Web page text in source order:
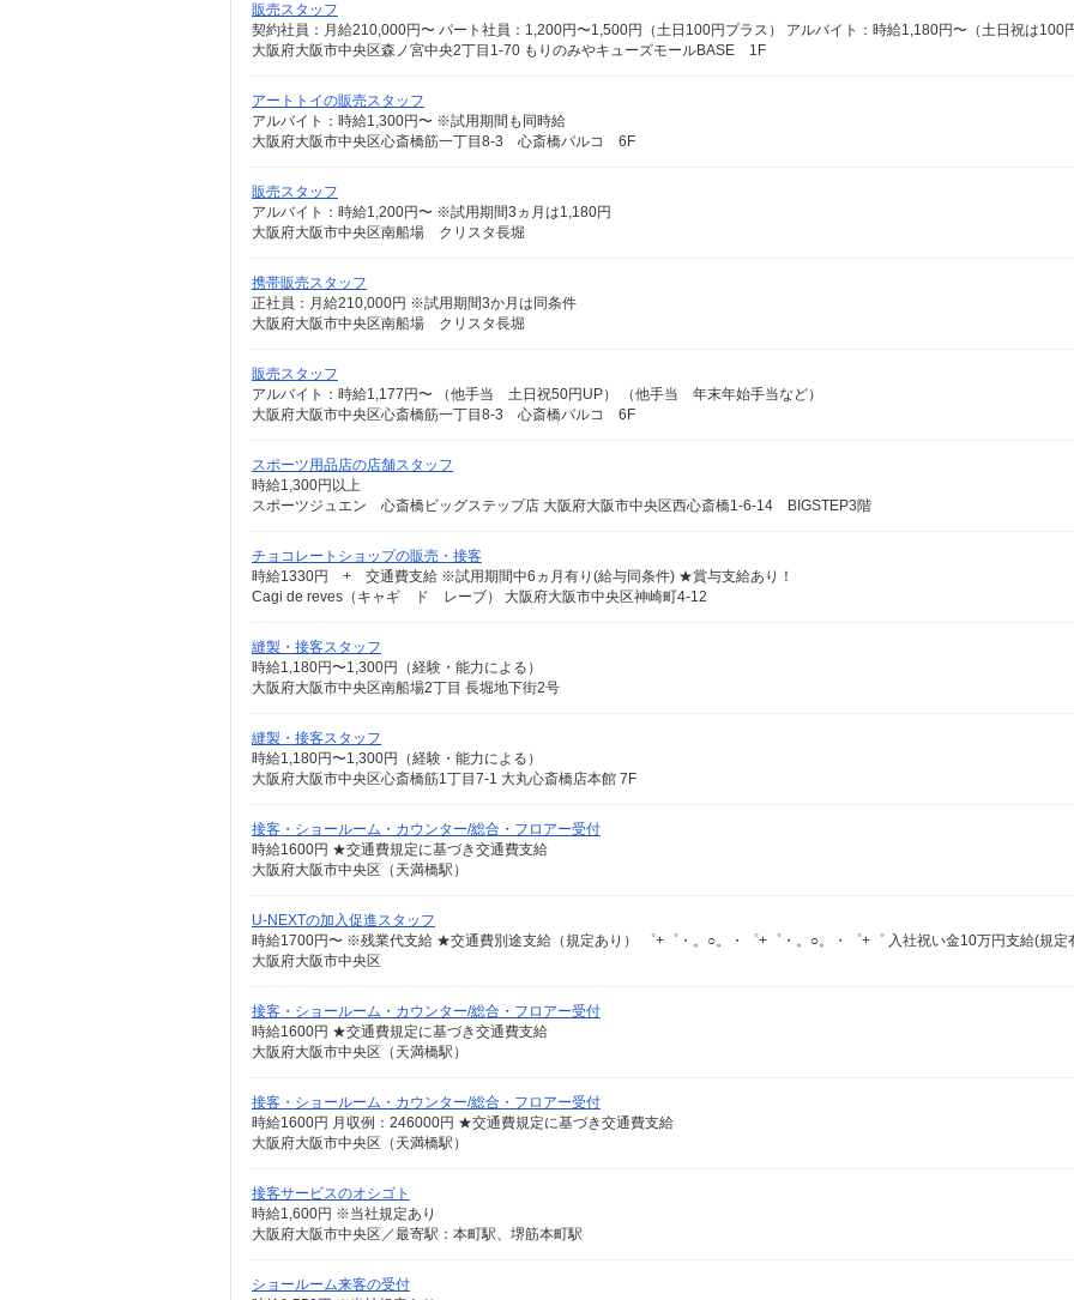
販売スタッフ
大阪府大阪市中央区森ノ宮中央2丁目1-70 もりのみやキューズモールBASE 1F
アートトイの販売スタッフ
アルバイト：時給1,300円〜 ※試用期間も同時給
大阪府大阪市中央区心斎橋筋一丁目8-3 心斎橋パルコ 6F
販売スタッフ
アルバイト：時給1,200円〜 ※試用期間3ヵ月は1,180円
大阪府大阪市中央区南船場 クリスタ長堀
携帯販売スタッフ
正社員：月給210,000円 ※試用期間3か月は同条件
大阪府大阪市中央区南船場 クリスタ長堀
販売スタッフ
アルバイト：時給1,177円〜 （他手当 土日祝50円UP） （他手当 年末年始手当など）
大阪府大阪市中央区心斎橋筋一丁目8-3 心斎橋パルコ 6F
スポーツ用品店の店舗スタッフ
時給1,300円以上
スポーツジュエン 心斎橋ビッグステップ店 大阪府大阪市中央区西心斎橋1-6-14 BIGSTEP3階
チョコレートショップの販売・接客
時給1330円 + 交通費支給 ※試用期間中6ヵ月有り(給与同条件) ★賞与支給あり！
Cagi de reves（キャギ ド レーブ） 大阪府大阪市中央区神崎町4-12
縫製・接客スタッフ
時給1,180円〜1,300円（経験・能力による）
大阪府大阪市中央区南船場2丁目 長堀地下街2号
縫製・接客スタッフ
時給1,180円〜1,300円（経験・能力による）
大阪府大阪市中央区心斎橋筋1丁目7-1 大丸心斎橋店本館 7F
接客・ショールーム・カウンター/総合・フロアー受付
時給1600円 ★交通費規定に基づき交通費支給
大阪府大阪市中央区（天満橋駅）
U-NEXTの加入促進スタッフ
大阪府大阪市中央区
接客・ショールーム・カウンター/総合・フロアー受付
時給1600円 ★交通費規定に基づき交通費支給
大阪府大阪市中央区（天満橋駅）
接客・ショールーム・カウンター/総合・フロアー受付
時給1600円 月収例：246000円 ★交通費規定に基づき交通費支給
大阪府大阪市中央区（天満橋駅）
接客サービスのオシゴト
時給1,600円 ※当社規定あり
大阪府大阪市中央区／最寄駅：本町駅、堺筋本町駅
ショールーム来客の受付